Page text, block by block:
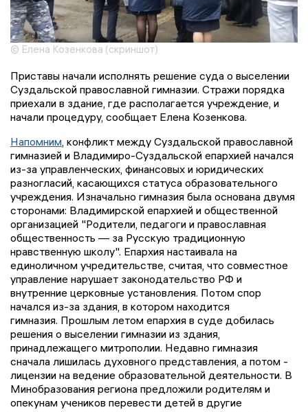
© Елена Козенкова (скриншот)
Приставы начали исполнять решение суда о выселении
Суздальской православной гимназии. Стражи порядка
приехали в здание, где располагается учреждение, и
начали процедуру, сообщает Елена Козенкова.
Напомним , конфликт между Суздальской православной
гимназией и Владимиро-Суздальской епархией начался
из-за управленческих, финансовых и юридических
разногласий, касающихся статуса образовательного
учреждения. Изначально гимназия была основана двумя
сторонами: Владимирской епархией и общественной
организацией "Родители, педагоги и православная
общественность — за Русскую традиционную
нравственную школу". Епархия настаивала на
единоличном учредительстве, считая, что совместное
управление нарушает законодательство РФ и
внутренние церковные установления. Потом спор
начался из-за здания, в котором находится
гимназия. Прошлым летом епархия в суде добилась
решения о выселении гимназии из здания,
принадлежащего митрополии. Недавно гимназия
сначала лишилась духовного представления, а потом -
лицензии на ведение образовательной деятельности. В
Минобразования региона предложили родителям и
опекунам учеников перевести детей в другие